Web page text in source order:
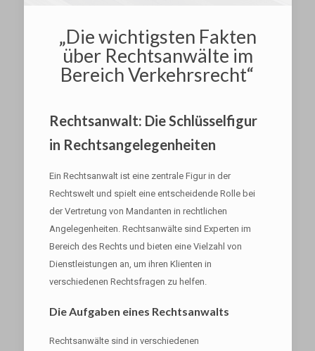
„Die wichtigsten Fakten
über Rechtsanwälte im
Bereich Verkehrsrecht“
Rechtsanwalt: Die Schlüsselfigur
in Rechtsangelegenheiten
Ein Rechtsanwalt ist eine zentrale Figur in der
Rechtswelt und spielt eine entscheidende Rolle bei
der Vertretung von Mandanten in rechtlichen
Angelegenheiten. Rechtsanwälte sind Experten im
Bereich des Rechts und bieten eine Vielzahl von
Dienstleistungen an, um ihren Klienten in
verschiedenen Rechtsfragen zu helfen.
Die Aufgaben eines Rechtsanwalts
Rechtsanwälte sind in verschiedenen